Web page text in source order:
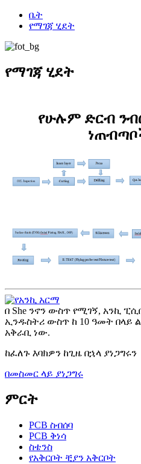
ቤት
የማገጃ ሂደት
የማገጃ ሂደት
የሁሉም ድርብ
በ She ንኖን ውስጥ የሚገኝ, አንኪ
ኢንዱስትሪ ውስጥ ከ 10 ዓመት
አቅራቢ ነው.
ከፈለጉ እባክዎን ከጊዜ በኋላ ያነጋግሩን
በመስመር ላይ ያነጋግሩ
ምርት
PCB ስብሰባ
PCB ቅነሳ
ስቴንስ
የአቅርቦት ቺያን አቅርቦት